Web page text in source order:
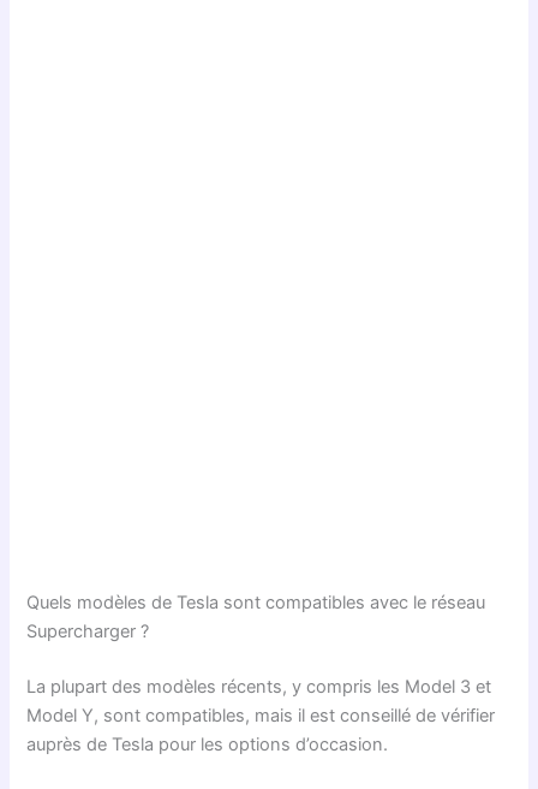
Quels modèles de Tesla sont compatibles avec le réseau
Supercharger ?
La plupart des modèles récents, y compris les Model 3 et
Model Y, sont compatibles, mais il est conseillé de vérifier
auprès de Tesla pour les options d’occasion.